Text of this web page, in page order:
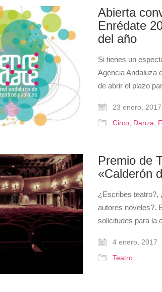
Abierta
Enrédate
del año
Si tienes un
Agencia Andaluza
de abrir el plazo
23 enero, 2017
Circo Danza
Premio de
«Calderón
¿Escribes teatro?,
autores noveles?.
solicitudes para la
4 enero, 2017
Teatro